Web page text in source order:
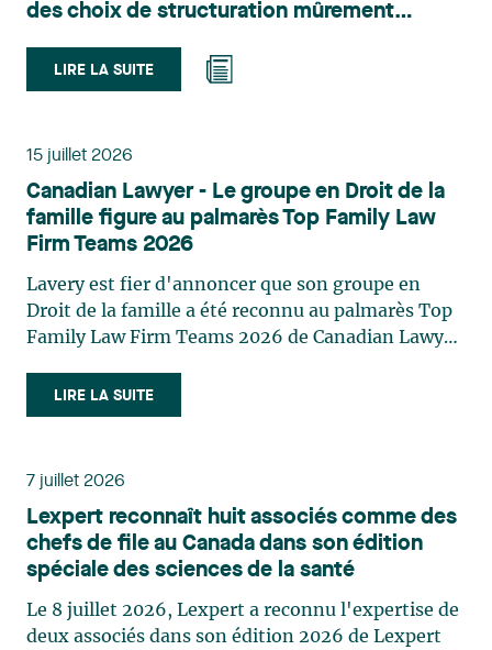
touchant notamment les obligations
et de permis, l’application et la contestation de
règlements d’urbanisme, ainsi que les dossiers
municipalités dans la validation juridique de leurs
Reconnue pour son approche à la fois stratégique
et pratique, elle intervient aussi en matière de
taxation municipale et d’évaluation foncière, en
plus de contribuer régulièrement à des
publications et à des activités de formation. Jean-
Sébastien Desroches œuvre en droit des affaires,
acquisitions, des infrastructures, des énergies
d'envergure, d’opérations juridiques complexes,
de transactions transfrontalières, de
réorganisations et d’investissements au Canada
et sur la scène internationale pour des clients
internationales et des clients institutionnels,
des choix de structuration mûrement
LIRE LA SUITE
15 juillet 2026
Canadian Lawyer - Le groupe en Droit de la
famille figure au palmarès Top Family Law
Firm Teams 2026
Lavery est fier d'annoncer que son groupe en
Droit de la famille a été reconnu au palmarès Top
Family Law Firm Teams 2026 de Canadian Lawyer.
sélection rigoureux, fondé sur des nominations
issues du lectorat, d'associations juridiques et de
par un jury indépendant composé de praticiens
l'ensemble du Canada. Cette distinction
appartient à toute une équipe. Félicitations à
l'ensemble des membres du groupe en Droit de la
famille: Victoria Cohene, Isabelle Duval, Caroline
Harnois, Awatif Lakhdar, Elisabeth Pinard,
LIRE LA SUITE
7 juillet 2026
Lexpert reconnaît huit associés comme des
chefs de file au Canada dans son édition
spéciale des sciences de la santé
Le 8 juillet 2026, Lexpert a reconnu l'expertise de
deux associés dans son édition 2026 de Lexpert